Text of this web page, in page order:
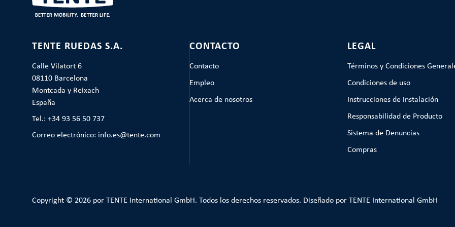
TENTE RUEDAS S.A.
Calle Vilatort 6
08110 Barcelona
Montcada y Reixach
España
Tel.: +34 93 56 50 737
Correo electrónico: info.es@tente.com
CONTACTO
Contacto
Empleo
Acerca de nosotros
LEGAL
Términos y Condiciones
Condiciones de uso
Instrucciones de instalación
Responsabilidad de Producto
Sistema de Denuncias
Compras
Copyright © 2026 por TENTE International GmbH. Todos los derechos reservados. Diseñado por TENTE International GmbH